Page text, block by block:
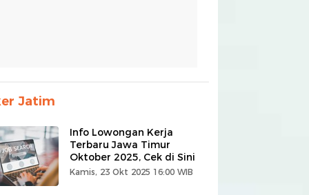
Jatim
Info Lowongan Kerja
Terbaru Jawa Timur
Oktober 2025, Cek di Sini
Kamis, 23 Okt 2025 16:00 WIB